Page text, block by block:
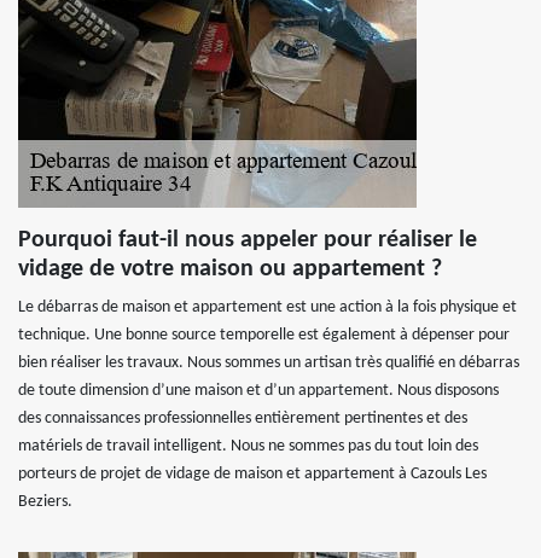
Pourquoi faut-il nous appeler pour réaliser le
vidage de votre maison ou appartement ?
Le débarras de maison et appartement est une action à la fois physique et
technique. Une bonne source temporelle est également à dépenser pour
bien réaliser les travaux. Nous sommes un artisan très qualifié en débarras
de toute dimension d’une maison et d’un appartement. Nous disposons
des connaissances professionnelles entièrement pertinentes et des
matériels de travail intelligent. Nous ne sommes pas du tout loin des
porteurs de projet de vidage de maison et appartement à Cazouls Les
Beziers.